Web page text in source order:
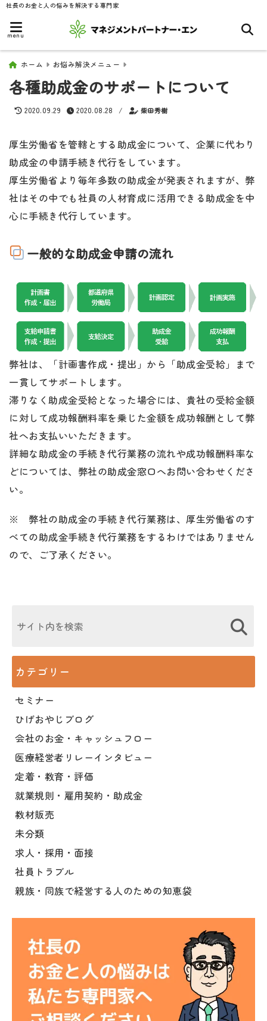
社長のお金と人の悩みを解決する専門家
menu
ホーム お悩み解決メニュー
各種助成金のサポートについて
2020.09.29 2020.08.28 / 柴田秀樹
厚生労働省を管轄とする助成金について、企業に代わり
助成金の申請手続き代行をしています。
厚生労働省より毎年多数の助成金が発表されますが、弊
社はその中でも社員の人材育成に活用できる助成金を中
心に手続き代行しています。
一般的な助成金申請の流れ
弊社は、「計画書作成・提出」から「助成金受給」まで
一貫してサポートします。
滞りなく助成金受給となった場合には、貴社の受給金額
に対して成功報酬料率を乗じた金額を成功報酬として弊
社へお支払いいただきます。
詳細な助成金の手続き代行業務の流れや成功報酬料率な
どについては、弊社の助成金窓口へお問い合わせくださ
い。
※ 弊社の助成金の手続き代行業務は、厚生労働省のす
べての助成金手続き代行業務をするわけではありません
ので、ご了承ください。
カテゴリー
セミナー
ひげおやじブログ
会社のお金・キャッシュフロー
医療経営者リレーインタビュー
定着・教育・評価
就業規則・雇用契約・助成金
教材販売
未分類
求人・採用・面接
社員トラブル
親族・同族で経営する人のための知恵袋